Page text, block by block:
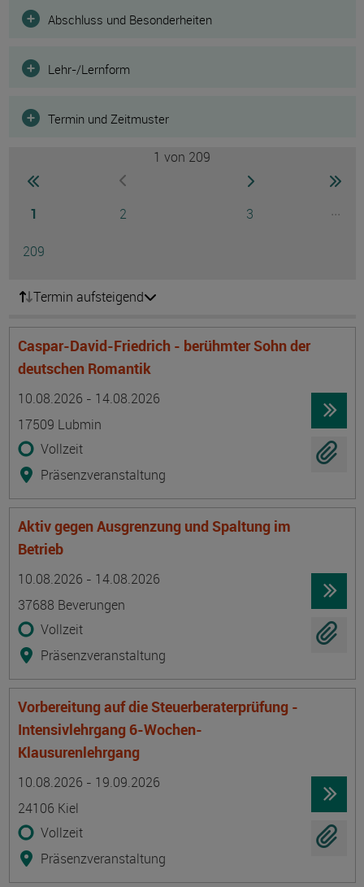
Abschluss und Besonderheiten
Lehr-/Lernform
Termin und Zeitmuster
zur ersten Seite wechselnzur vorherigen Seite wechseln
Seite
1 Seite
2 Seite
3
...
Seite
209
Seite
1 von 209
zur nächsten Seite
zur
Termin aufsteigend
Caspar-David-Friedrich - berühmter Sohn der
deutschen Romantik
10.08.2026 - 14.08.2026
17509 Lubmin
Vollzeit
Präsenzveranstaltung
Aktiv gegen Ausgrenzung und Spaltung im
Betrieb
10.08.2026 - 14.08.2026
37688 Beverungen
Vollzeit
Präsenzveranstaltung
Vorbereitung auf die Steuerberaterprüfung -
Intensivlehrgang 6-Wochen-
Klausurenlehrgang
10.08.2026 - 19.09.2026
24106 Kiel
Vollzeit
Präsenzveranstaltung